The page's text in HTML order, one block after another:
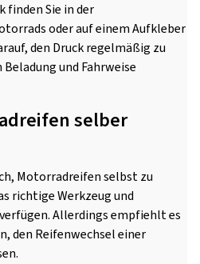
finden Sie in der
oder auf einem Aufkleber
den Druck regelmäßig zu
und Fahrweise
selber
Motorradreifen selbst zu
richtige Werkzeug und
Allerdings empfiehlt es
den Reifenwechsel einer